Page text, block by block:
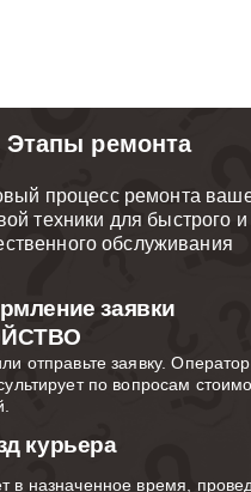
Этапы ремонта
процесс ремонта
техники для быстрого и
обслуживания
заявки
отправьте заявку.
по вопросам
курьера
в назначенное время,